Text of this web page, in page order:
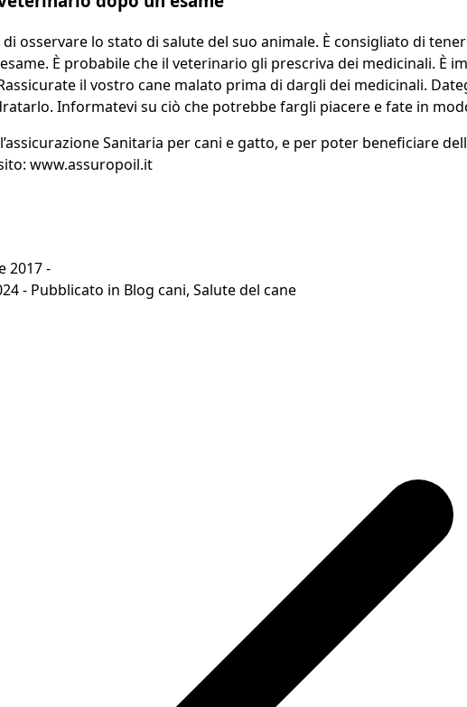
osservare lo stato di salute del suo animale. È consigliato di
È probabile che il veterinario gli prescriva dei medicinali. È
il vostro cane malato prima di dargli dei medicinali.
Informatevi su ciò che potrebbe fargli piacere e fate in
Sanitaria per cani e gatto, e per poter beneficiare
www.assuropoil.it
2017-
- Pubblicato in Blog cani, Salute del cane